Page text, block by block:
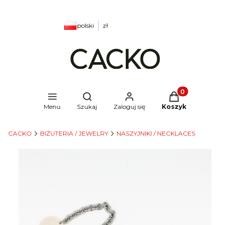
polski zł
Menu
Otwórz wyszukiwarkę
Szukaj Zaloguj się
Produkty w
Koszyk
CACKO BIŻUTERIA / JEWELRY NASZYJNIKI / NECKLACES